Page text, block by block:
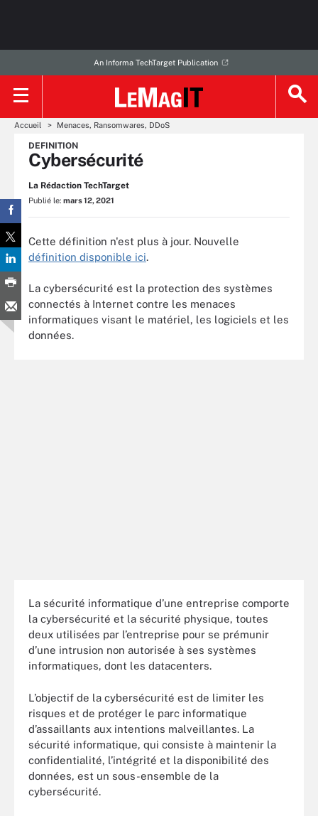
An Informa TechTarget Publication
Accueil Menaces, Ransomwares, DDoS
DEFINITION
Cybersécurité
La Rédaction TechTarget
Publié le: mars 12, 2021
Cette définition n'est plus à jour. Nouvelle
définition disponible ici.
La cybersécurité est la protection des systèmes
connectés à Internet contre les menaces
informatiques visant le matériel, les logiciels et les
données.
La sécurité informatique d’une entreprise comporte
la cybersécurité et la sécurité physique, toutes
deux utilisées par l’entreprise pour se prémunir
d’une intrusion non autorisée à ses systèmes
informatiques, dont les datacenters.
L’objectif de la cybersécurité est de limiter les
risques et de protéger le parc informatique
d’assaillants aux intentions malveillantes. La
sécurité informatique, qui consiste à maintenir la
confidentialité, l’intégrité et la disponibilité des
données, est un sous-ensemble de la
cybersécurité.